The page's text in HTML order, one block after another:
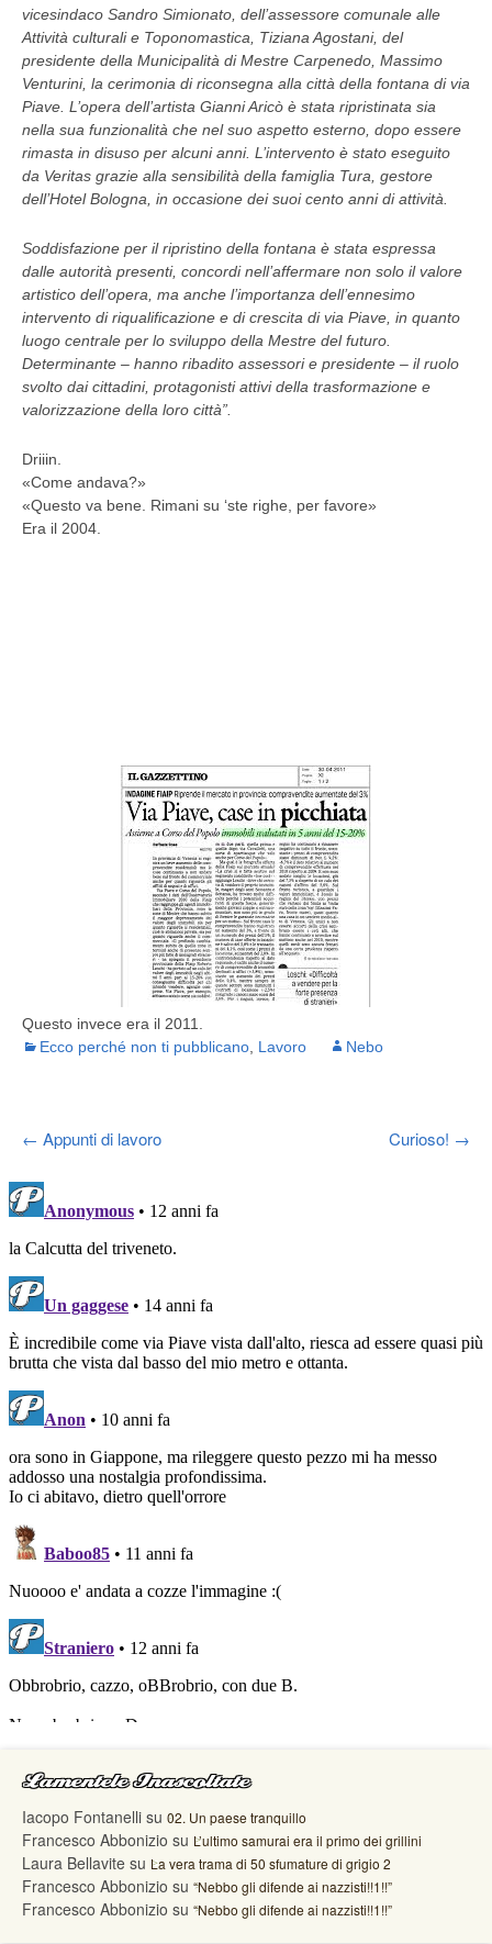
vicesindaco Sandro Simionato, dell’assessore comunale alle
Attività culturali e Toponomastica, Tiziana Agostani, del
presidente della Municipalità di Mestre Carpenedo, Massimo
Venturini, la cerimonia di riconsegna alla città della fontana di via
Piave. L’opera dell’artista Gianni Aricò è stata ripristinata sia
nella sua funzionalità che nel suo aspetto esterno, dopo essere
rimasta in disuso per alcuni anni. L’intervento è stato eseguito
da Veritas grazie alla sensibilità della famiglia Tura, gestore
dell’Hotel Bologna, in occasione dei suoi cento anni di attività.
Soddisfazione per il ripristino della fontana è stata espressa
dalle autorità presenti, concordi nell’affermare non solo il valore
artistico dell’opera, ma anche l’importanza dell’ennesimo
intervento di riqualificazione e di crescita di via Piave, in quanto
luogo centrale per lo sviluppo della Mestre del futuro.
Determinante – hanno ribadito assessori e presidente – il ruolo
svolto dai cittadini, protagonisti attivi della trasformazione e
valorizzazione della loro città”.
Driiin.
«Come andava?»
«Questo va bene. Rimani su ‘ste righe, per favore»
Era il 2004.
Questo invece era il 2011.
Ecco perché non ti pubblicano Lavoro Nebo
Post
navigation
← Appunti di lavoro Curioso! →
Lamentele Inascoltate
Iacopo Fontanelli su 02. Un paese tranquillo
Francesco Abbonizio su L’ultimo samurai era il primo dei grillini
Laura Bellavite su La vera trama di 50 sfumature di grigio 2
Francesco Abbonizio su “Nebbo gli difende ai nazzisti!!1!!”
Francesco Abbonizio su “Nebbo gli difende ai nazzisti!!1!!”